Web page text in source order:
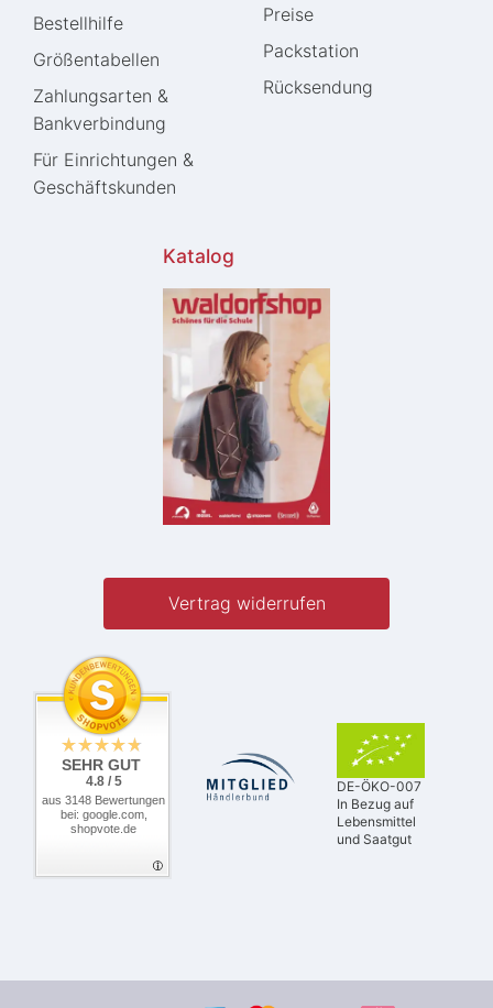
Bestellhilfe
Größentabellen
Zahlungsarten &
Bankverbindung
Für Einrichtungen &
Geschäftskunden
Preise
Packstation
Rücksendung
Katalog
Vertrag widerrufen
SEHR GUT
4.8 / 5
aus 3148 Bewertungen
bei: google.com,
shopvote.de
DE-ÖKO-007
In Bezug auf
Lebensmittel
und Saatgut